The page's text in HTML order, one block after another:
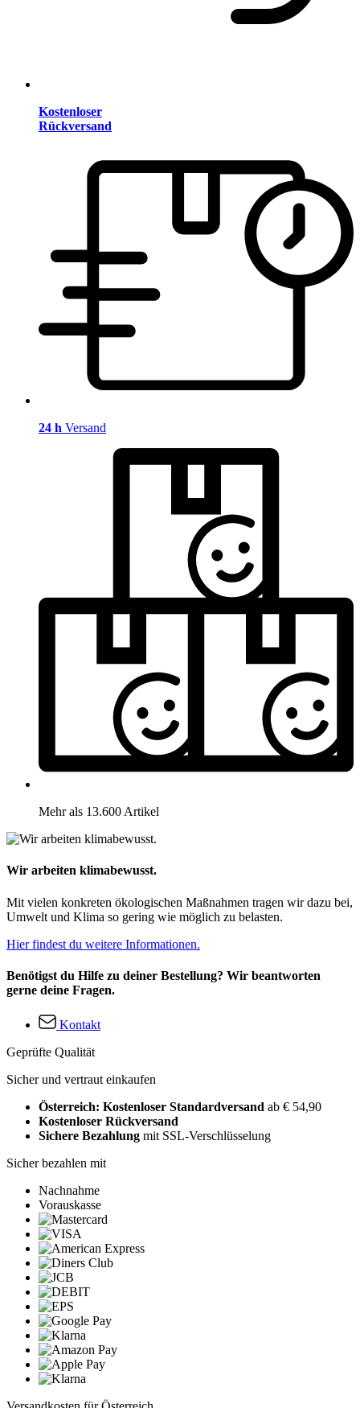
Kostenloser
Rückversand
24 h Versand
Mehr als 13.600 Artikel
Wir arbeiten klimabewusst.
Mit vielen konkreten ökologischen Maßnahmen tragen wir dazu bei,
Umwelt und Klima so gering wie möglich zu belasten.
Hier findest du weitere Informationen.
Benötigst du Hilfe zu deiner Bestellung? Wir beantworten
gerne deine Fragen.
Kontakt
Geprüfte Qualität
Sicher und vertraut einkaufen
Österreich: Kostenloser Standardversand ab € 54,90
Kostenloser Rückversand
Sichere Bezahlung mit SSL-Verschlüsselung
Sicher bezahlen mit
Nachnahme
Vorauskasse